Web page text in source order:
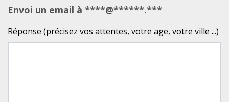
Envoi un email à ****@******.***
Réponse (précisez vos attentes, votre age, votre ville ...)